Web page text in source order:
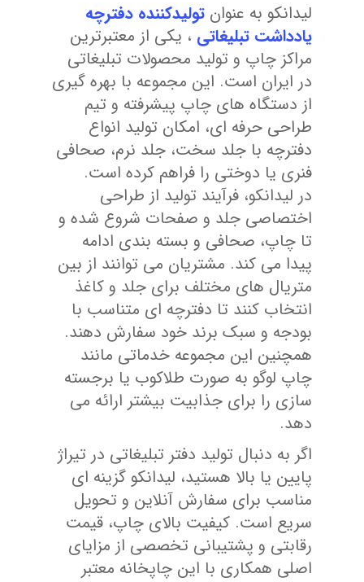
لیدانکو به عنوان تولیدکننده دفترچه
یادداشت تبلیغاتی ، یکی از معتبرترین
مراکز چاپ و تولید محصولات تبلیغاتی
در ایران است. این مجموعه با بهره گیری
از دستگاه های چاپ پیشرفته و تیم
طراحی حرفه ای، امکان تولید انواع
دفترچه با جلد سخت، جلد نرم، صحافی
فنری یا دوختی را فراهم کرده است.
در لیدانکو، فرآیند تولید از طراحی
اختصاصی جلد و صفحات شروع شده و
تا چاپ، صحافی و بسته بندی ادامه
پیدا می کند. مشتریان می توانند از بین
متریال های مختلف برای جلد و کاغذ
انتخاب کنند تا دفترچه ای متناسب با
بودجه و سبک برند خود سفارش دهند.
همچنین این مجموعه خدماتی مانند
چاپ لوگو به صورت طلاکوب یا برجسته
سازی را برای جذابیت بیشتر ارائه می
دهد.
اگر به دنبال تولید دفتر تبلیغاتی در تیراژ
پایین یا بالا هستید، لیدانکو گزینه ای
مناسب برای سفارش آنلاین و تحویل
سریع است. کیفیت بالای چاپ، قیمت
رقابتی و پشتیبانی تخصصی از مزایای
اصلی همکاری با این چاپخانه معتبر